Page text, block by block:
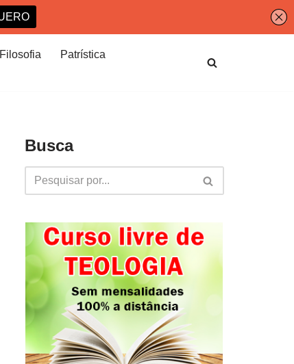
Filosofia
Patrística
Busca